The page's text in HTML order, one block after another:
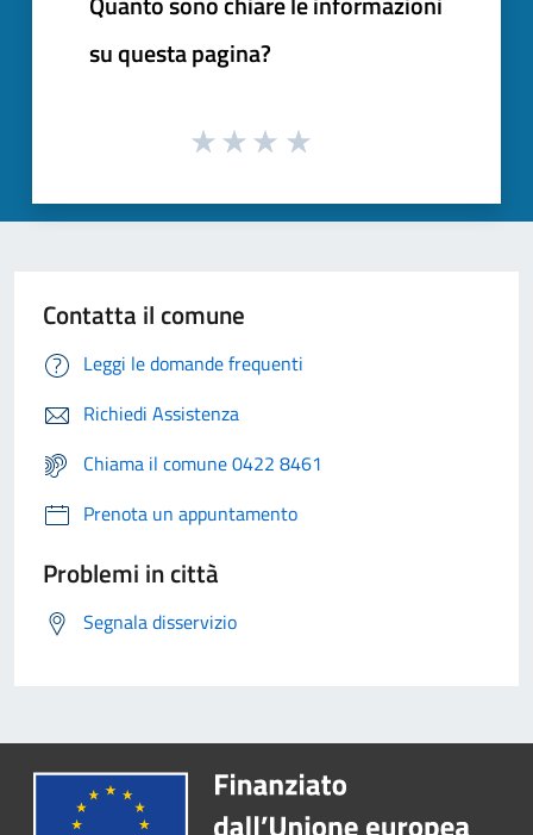
su questa pagina?
Contatta il comune
Leggi le domande frequenti
Richiedi Assistenza
Chiama il comune 0422 8461
Prenota un appuntamento
Problemi in città
Segnala disservizio